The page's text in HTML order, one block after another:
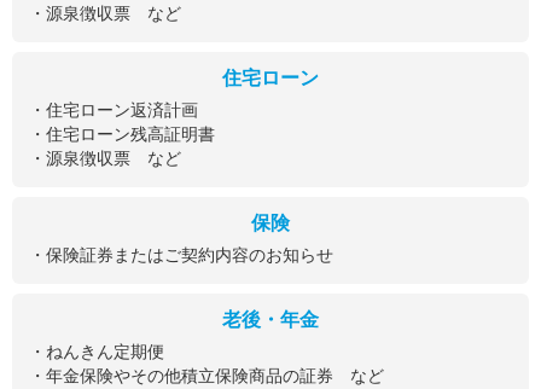
・源泉徴収票 など
住宅ローン
・住宅ローン返済計画
・住宅ローン残高証明書
・源泉徴収票 など
保険
・保険証券またはご契約内容のお知らせ
老後・年金
・ねんきん定期便
・年金保険やその他積立保険商品の証券 など